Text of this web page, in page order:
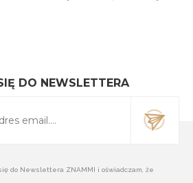
DO NEWSLETTERA
do Newslettera ZNAMMI i oświadczam, że